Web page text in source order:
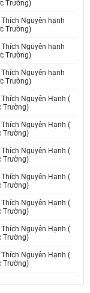
Trường)
Thích Nguyên hạnh
Trường)
Thích Nguyên hạnh
Trường)
Thích Nguyên hạnh
Trường)
Thích Nguyên Hạnh (
Trường)
Thích Nguyên Hạnh (
Trường)
Thích Nguyên Hạnh (
Trường)
Thích Nguyên Hạnh (
Trường)
Thích Nguyên Hạnh (
Trường)
Thích Nguyên Hạnh (
Trường)
Thích Nguyên Hạnh (
Trường)